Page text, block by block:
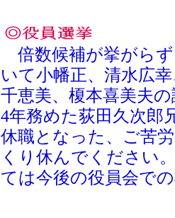
倍数候補が挙がら
いて小幡正、清水広
千恵美、榎本喜美夫
4年務めた荻田久次郎
休職となった、ご苦
くり休んでください
ては今後の役員会で